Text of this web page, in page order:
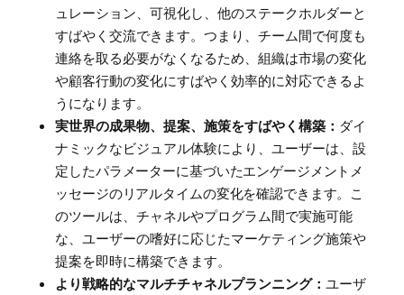
ュレーション、可視化し、他のステークホルダーと
すばやく交流できます。つまり、チーム間で何度も
連絡を取る必要がなくなるため、組織は市場の変化
や顧客行動の変化にすばやく効率的に対応できるよ
うになります。
実世界の成果物、提案、施策をすばやく構築： ダイ
ナミックなビジュアル体験により、ユーザーは、設
定したパラメーターに基づいたエンゲージメントメ
ッセージのリアルタイムの変化を確認できます。
こ
のツールは、チャネルやプログラム間で実施可能
な、ユーザーの嗜好に応じたマーケティング施策や
提案を即時に構築できます。
より戦略的なマルチチャネルプランニング：ユーザ